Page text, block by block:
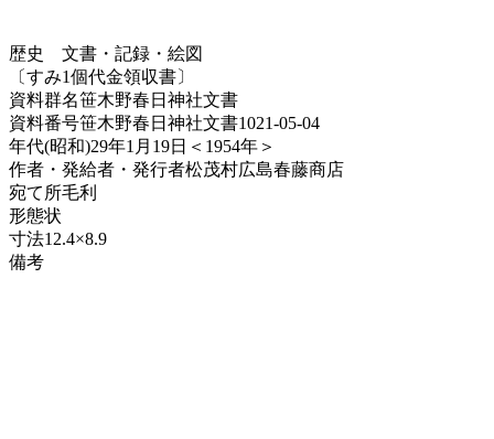
歴史
文書・記録・絵図
〔すみ1個代金領収書〕
資料群名笹木野春日神社文書
資料番号笹木野春日神社文書1021-05-04
年代(昭和)29年1月19日＜1954年＞
作者・発給者・発行者松茂村広島春藤商店
宛て所毛利
形態状
寸法12.4×8.9
備考